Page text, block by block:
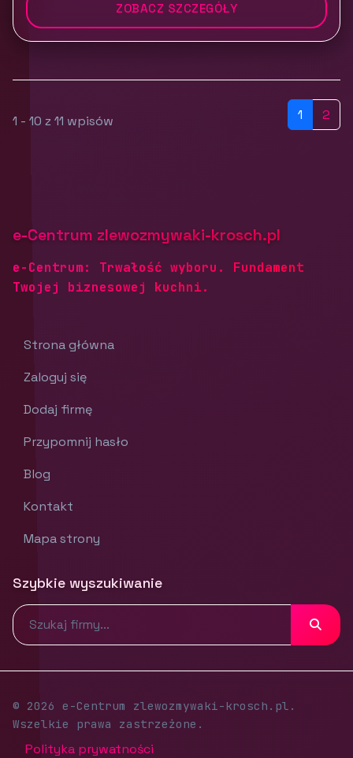
ZOBACZ SZCZEGÓŁY
1 - 10 z 11 wpisów 1 2
e-Centrum zlewozmywaki-krosch.pl
e-Centrum: Trwałość wyboru. Fundament
Twojej biznesowej kuchni.
Strona główna
Zaloguj się
Dodaj firmę
Przypomnij hasło
Blog
Kontakt
Mapa strony
Szybkie wyszukiwanie
© 2026 e-Centrum zlewozmywaki-krosch.pl.
Wszelkie prawa zastrzeżone.
Polityka prywatności